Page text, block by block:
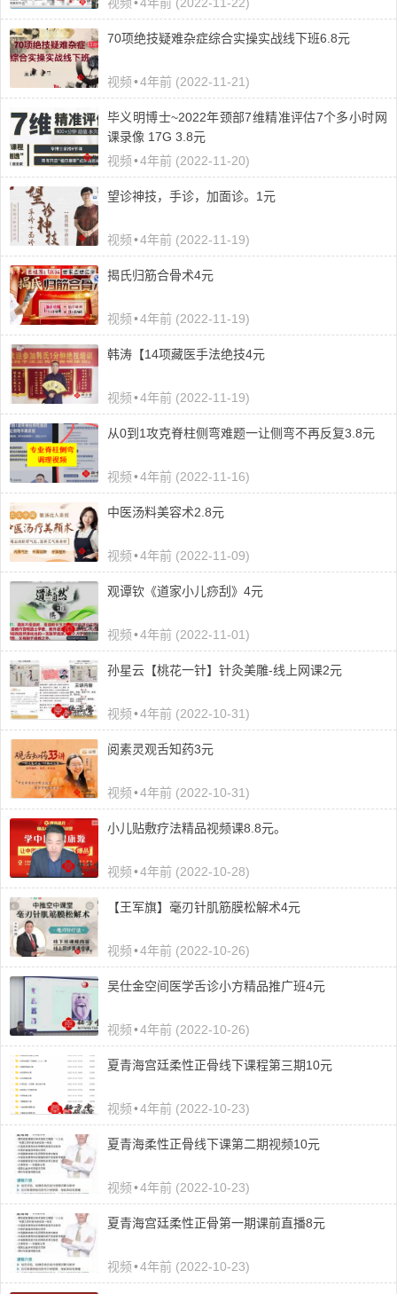
70项绝技疑难杂症综合实操实战线下班6.8元
视频•4年前 (2022-11-21)
毕义明博士~2022年颈部7维精准评估7个多小时网
课录像 17G 3.8元
视频•4年前 (2022-11-20)
望诊神技，手诊，加面诊。1元
视频•4年前 (2022-11-19)
揭氏归筋合骨术4元
视频•4年前 (2022-11-19)
韩涛【14项藏医手法绝技4元
视频•4年前 (2022-11-19)
从0到1攻克脊柱侧弯难题一让侧弯不再反复3.8元
视频•4年前 (2022-11-16)
中医汤料美容术2.8元
视频•4年前 (2022-11-09)
观谭‬钦《道家小儿痧刮‬》4元
视频•4年前 (2022-11-01)
孙星云【桃花一针】针灸美雕-线上网课2元
视频•4年前 (2022-10-31)
阅素灵观舌知药3元
视频•4年前 (2022-10-31)
小儿贴敷疗法精品视频课8.8元。
视频•4年前 (2022-10-28)
【王军旗】毫刃针肌筋膜松解术4元
视频•4年前 (2022-10-26)
吴仕金空间医学舌诊小方精品推广班4元
视频•4年前 (2022-10-26)
夏青海宫廷柔性正骨线下课程第三期10元
视频•4年前 (2022-10-23)
夏青海柔性正骨线下课第二期视频10元
视频•4年前 (2022-10-23)
夏青海宫廷柔性正骨第一期课前直播8元
视频•4年前 (2022-10-23)